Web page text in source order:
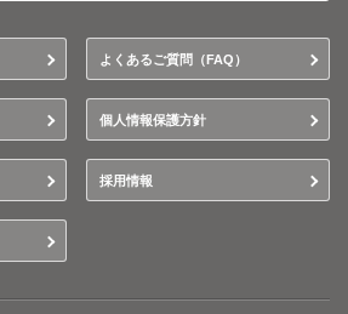
よくあるご質問（FAQ）
個人情報保護方針
採用情報